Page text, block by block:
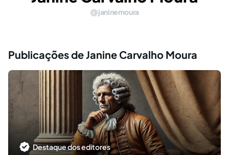
janinemoura
Publicações de Janine Carvalho Moura
Destaque dos editores